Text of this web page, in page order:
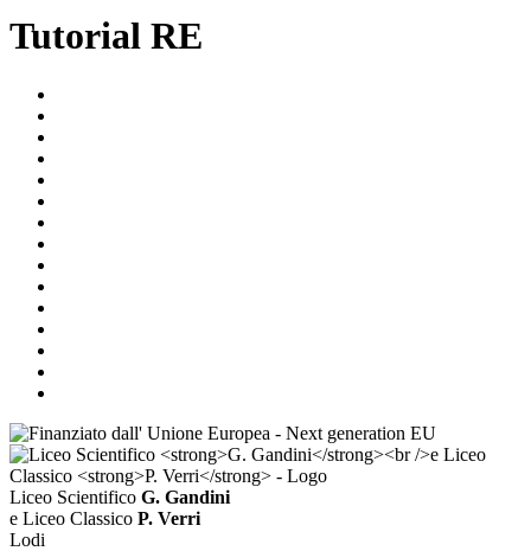
Tutorial RE
Liceo Scientifico G. Gandini
e Liceo Classico P. Verri
Lodi